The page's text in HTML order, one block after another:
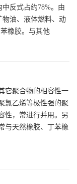
反式占约78%。由
物油、液体燃料、动
橡胶。与其他
它聚合物的相容性一
氯乙烯等极性强的聚
性，常进行并用。另
与天然橡胶、丁苯橡